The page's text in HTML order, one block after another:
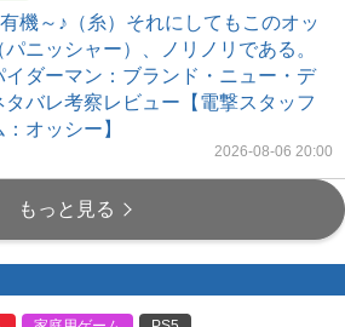
機～♪（糸）それにしてもこのオッ
パニッシャー）、ノリノリである。
イダーマン：ブランド・ニュー・デ
タバレ考察レビュー【電撃スタッフ
オッシー】
2026-08-06 20:00
もっと見る